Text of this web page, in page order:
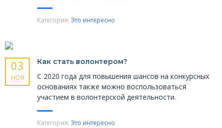
Категория: Это интересно
03
НОЯ
Как стать волонтером?
С 2020 года для повышения шансов на конкурсных
основаниях также можно воспользоваться
участием в волонтерской деятельности.
Категория: Это интересно